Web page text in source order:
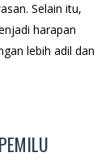
Selain itu,
harapan
lebih adil dan